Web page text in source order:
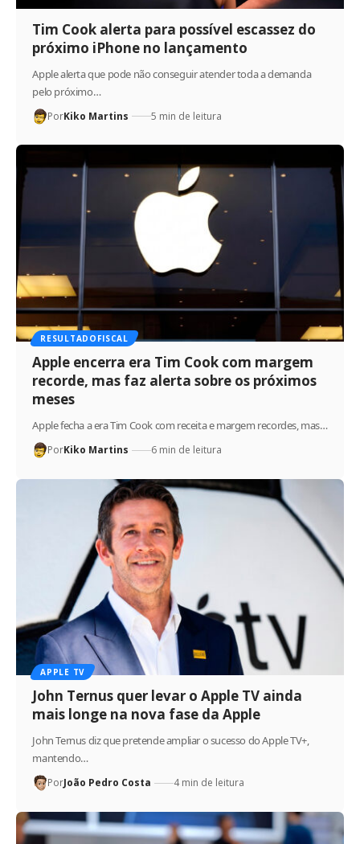
Tim Cook alerta para possível escassez do
próximo iPhone no lançamento
Apple alerta que pode não conseguir atender toda a demanda
pelo próximo…
PorKiko Martins 5 min de leitura
RESULTADOFISCAL
Apple encerra era Tim Cook com margem
recorde, mas faz alerta sobre os próximos
meses
Apple fecha a era Tim Cook com receita e margem recordes, mas…
PorKiko Martins 6 min de leitura
APPLE TV
John Ternus quer levar o Apple TV ainda
mais longe na nova fase da Apple
John Ternus diz que pretende ampliar o sucesso do Apple TV+,
mantendo…
PorJoão Pedro Costa 4 min de leitura